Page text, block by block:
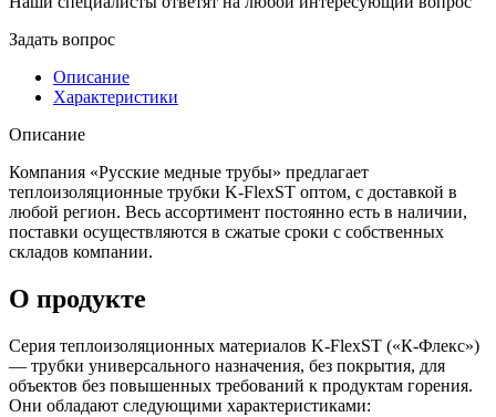
Задать вопрос
Описание
Характеристики
Описание
Компания «Русские медные трубы» предлагает
теплоизоляционные трубки K-FlexST оптом, с доставкой в
любой регион. Весь ассортимент постоянно есть в наличии,
поставки осуществляются в сжатые сроки с собственных
складов компании.
О продукте
Серия теплоизоляционных материалов K-FlexST («К-Флекс»)
— трубки универсального назначения, без покрытия, для
объектов без повышенных требований к продуктам горения.
Они обладают следующими характеристиками: